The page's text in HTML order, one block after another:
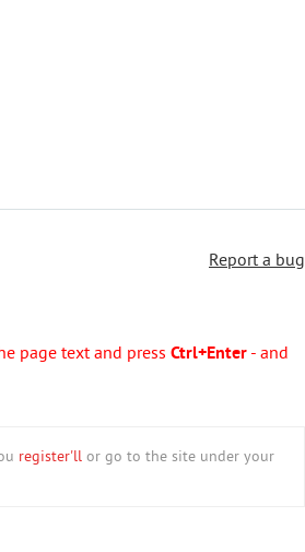
Report a bug
page text and press Ctrl+Enter - and
register'll or go to the site under your